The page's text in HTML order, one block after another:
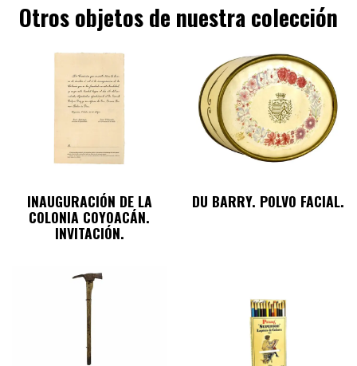
Otros objetos de nuestra colección
INAUGURACIÓN DE LA
COLONIA COYOACÁN.
INVITACIÓN.
DU BARRY. POLVO FACIAL.